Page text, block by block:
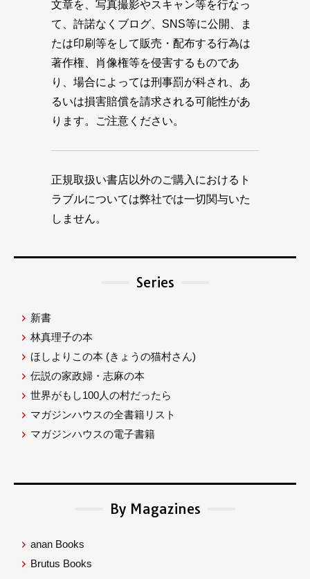
文章を、写真撮影やスキャン等を行なっ
て、許諾なくブログ、SNS等に公開、ま
たは印刷等をして販売・配布する行為は
著作権、肖像権等を侵害するものであ
り、場合によっては刑事罰が科され、あ
るいは損害賠償を請求される可能性があ
ります。ご注意ください。
正規取扱い書店以外のご購入におけるト
ラブルについては弊社では一切関与いた
しません。
Series
新書
林真理子の本
ほしよりこの本 (きょうの猫村さん)
伝説の家政婦・志麻の本
世界がもし100人の村だったら
マガジンハウスの全書籍リスト
マガジンハウスの電子書籍
By Magazines
anan Books
Brutus Books